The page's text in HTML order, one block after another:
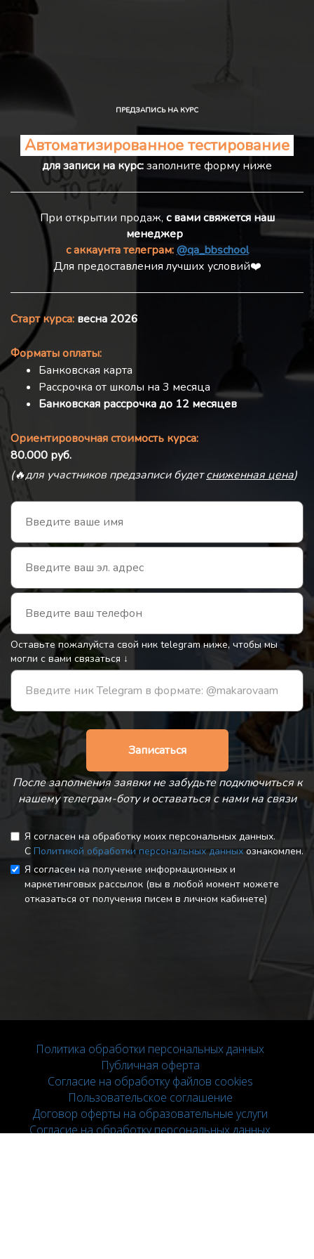
ПРЕДЗАПИСЬ НА КУРС
Автоматизированное тестирование
для записи на курс:заполните форму ниже
При открытии продаж, с вами свяжется наш
менеджер
с аккаунта телеграм:@qa_bbschool
Для предоставления лучших условий❤️
Старт курса: весна 2026
Форматы оплаты:
Банковская карта
Рассрочка от школы на 3 месяца
Банковская рассрочка до 12 месяцев
Ориентировочная стоимость курса:
80.000 руб.
(🔥для участников предзаписи будетсниженная цена)
Оставьте пожалуйста свой ник telegram ниже, чтобы мы
могли с вами связаться ↓
Записаться
После заполнения заявки не забудьте подключиться к
нашему телеграм-боту и оставаться с нами на связи
Я согласен на обработку моих персональных данных.
С Политикой обработки персональных данныхознакомлен.
Я согласен на получение информационных и
маркетинговых рассылок (вы в любой момент можете
отказаться от получения писем в личном кабинете)
Политика обработки персональных данных
Публичная оферта
Согласие на обработку файлов cookies
Пользовательское соглашение
Договор оферты на образовательные услуги
Согласие на обработку персональных данных